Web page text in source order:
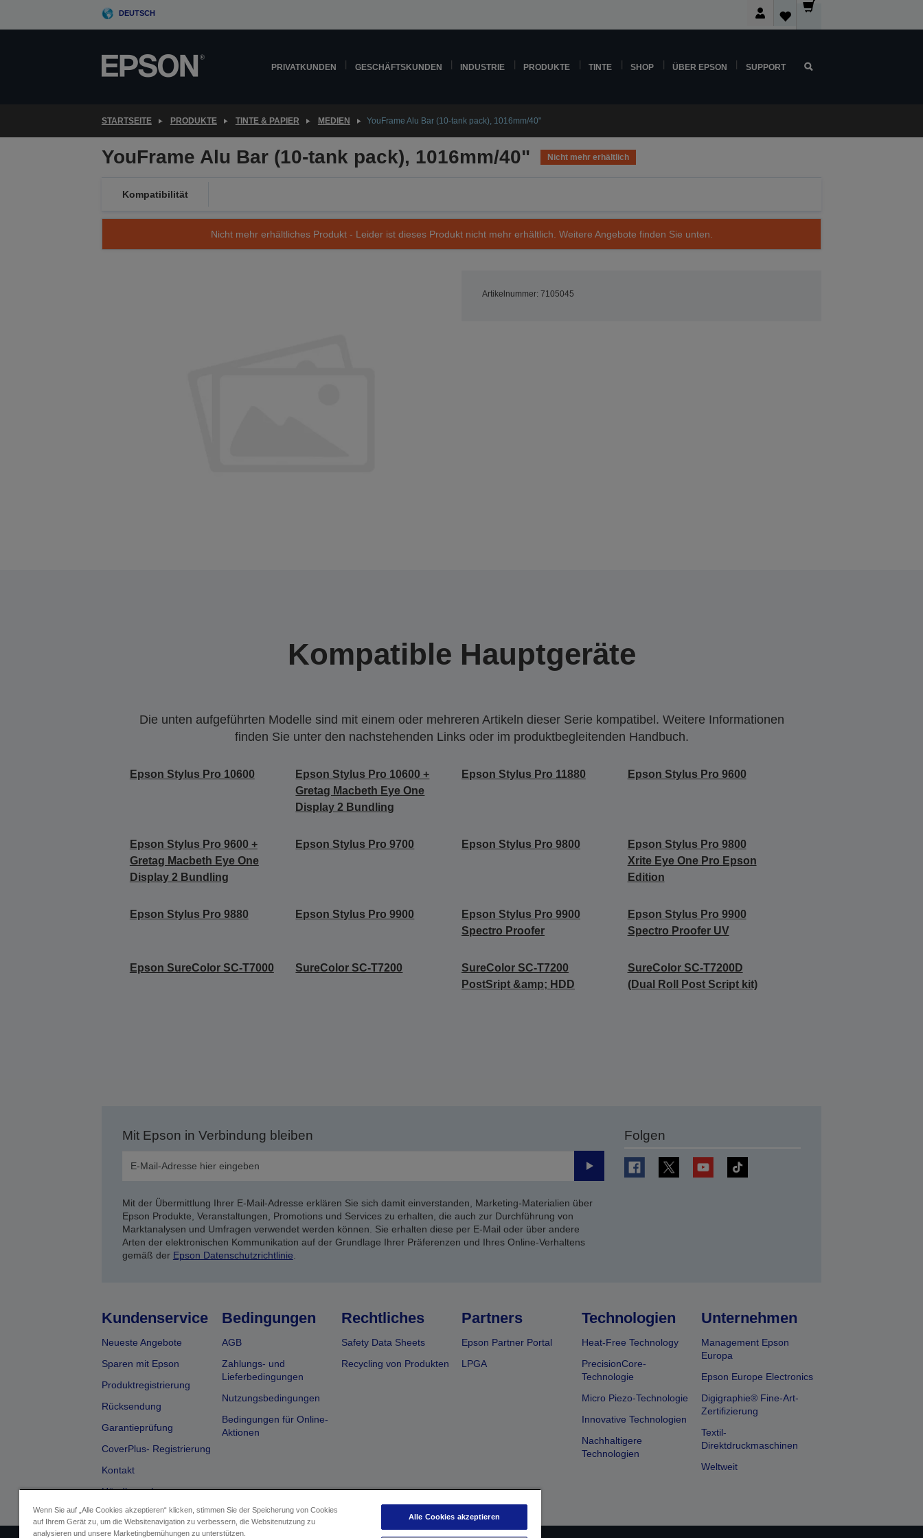
DEUTSCH
PRIVATKUNDEN GESCHÄFTSKUNDEN INDUSTRIE PRODUKTE TINTE SHOP ÜBER EPSON SUPPORT
STARTSEITE PRODUKTE TINTE & PAPIER MEDIEN YouFrame Alu Bar (10-tank pack), 1016mm/40"
YouFrame Alu Bar (10-tank pack), 1016mm/40" Nicht mehr erhältlich
Kompatibilität
Nicht mehr erhältliches Produkt - Leider ist dieses Produkt nicht mehr erhältlich. Weitere Angebote finden Sie unten.
Artikelnummer: 7105045
Kompatible Hauptgeräte
Die unten aufgeführten Modelle sind mit einem oder mehreren Artikeln dieser Serie kompatibel. Weitere Informationen
finden Sie unter den nachstehenden Links oder im produktbegleitenden Handbuch.
Epson Stylus Pro 10600
Epson Stylus Pro 10600 +
Gretag Macbeth Eye One
Display 2 Bundling
Epson Stylus Pro 11880 Epson Stylus Pro 9600
Epson Stylus Pro 9600 +
Gretag Macbeth Eye One
Display 2 Bundling
Epson Stylus Pro 9700 Epson Stylus Pro 9800
Epson Stylus Pro 9800
Xrite Eye One Pro Epson
Edition
Epson Stylus Pro 9880 Epson Stylus Pro 9900
Epson Stylus Pro 9900
Spectro Proofer
Epson Stylus Pro 9900
Spectro Proofer UV
Epson SureColor SC-T7000 SureColor SC-T7200
SureColor SC-T7200
PostSript &amp; HDD
SureColor SC-T7200D
(Dual Roll Post Script kit)
Mit Epson in Verbindung bleiben
Senden
Mit der Übermittlung Ihrer E-Mail-Adresse erklären Sie sich damit einverstanden, Marketing-Materialien über
Epson Produkte, Veranstaltungen, Promotions und Services zu erhalten, die auch zur Durchführung von
Marktanalysen und Umfragen verwendet werden können. Sie erhalten diese per E-Mail oder über andere
Arten der elektronischen Kommunikation auf der Grundlage Ihrer Präferenzen und Ihres Online-Verhaltens
gemäß der Epson Datenschutzrichtlinie
Folgen
Kundenservice
Neueste Angebote
Sparen mit Epson
Produktregistrierung
Rücksendung
Garantieprüfung
CoverPlus- Registrierung
Kontakt
Händlersuche
Bedingungen
AGB
Zahlungs- und
Lieferbedingungen
Nutzungsbedingungen
Bedingungen für Online-
Aktionen
Rechtliches
Safety Data Sheets
Recycling von Produkten
Partners
Epson Partner Portal
LPGA
Technologien
Heat-Free Technology
PrecisionCore-
Technologie
Micro Piezo-Technologie
Innovative Technologien
Nachhaltigere
Technologien
Unternehmen
Management Epson
Europa
Epson Europe Electronics
Digigraphie® Fine-Art-
Zertifizierung
Textil-
Direktdruckmaschinen
Weltweit
Wenn Sie auf „Alle Cookies akzeptieren“ klicken, stimmen Sie der Speicherung von Cookies
auf Ihrem Gerät zu, um die Websitenavigation zu verbessern, die Websitenutzung zu
analysieren und unsere Marketingbemühungen zu unterstützen.
Alle Cookies akzeptieren